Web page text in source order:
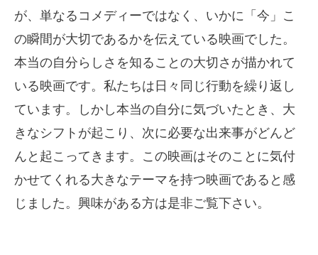
が、単なるコメディーではなく、いかに「今」こ
の瞬間が大切であるかを伝えている映画でした。
本当の自分らしさを知ることの大切さが描かれて
いる映画です。私たちは日々同じ行動を繰り返し
ています。しかし本当の自分に気づいたとき、大
きなシフトが起こり、次に必要な出来事がどんど
んと起こってきます。この映画はそのことに気付
かせてくれる大きなテーマを持つ映画であると感
じました。興味がある方は是非ご覧下さい。